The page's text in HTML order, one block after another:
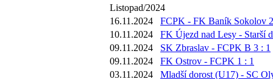
Listopad/2024
16.11.2024
FCPK - FK Baník Sokolov
10.11.2024
FK Újezd nad Lesy - Starší
09.11.2024
SK Zbraslav - FCPK B 3 : 1
09.11.2024
FK Ostrov - FCPK 1 : 1
03.11.2024
Mladší dorost (U17) - SC